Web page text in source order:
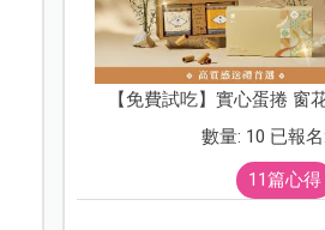
【免費試吃】實心蛋捲 窗
數量: 10 已報
11篇心得